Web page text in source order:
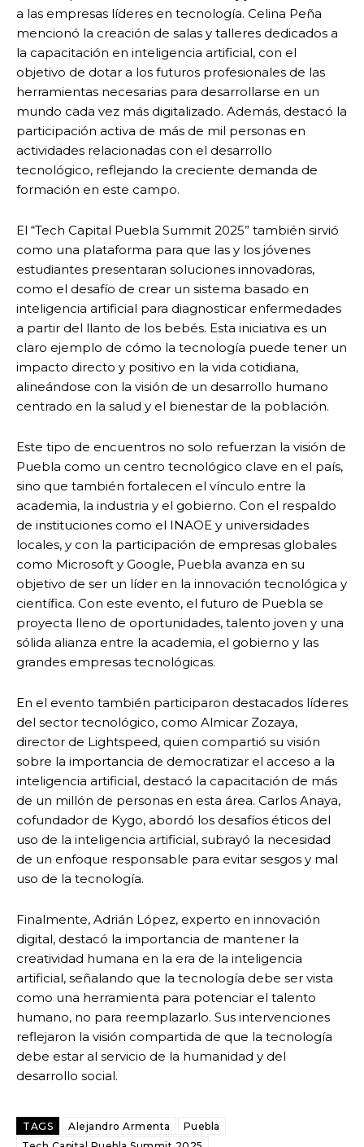
a las empresas líderes en tecnología. Celina Peña
mencionó la creación de salas y talleres dedicados a
la capacitación en inteligencia artificial, con el
objetivo de dotar a los futuros profesionales de las
herramientas necesarias para desarrollarse en un
mundo cada vez más digitalizado. Además, destacó la
participación activa de más de mil personas en
actividades relacionadas con el desarrollo
tecnológico, reflejando la creciente demanda de
formación en este campo.
El “Tech Capital Puebla Summit 2025” también sirvió
como una plataforma para que las y los jóvenes
estudiantes presentaran soluciones innovadoras,
como el desafío de crear un sistema basado en
inteligencia artificial para diagnosticar enfermedades
a partir del llanto de los bebés. Esta iniciativa es un
claro ejemplo de cómo la tecnología puede tener un
impacto directo y positivo en la vida cotidiana,
alineándose con la visión de un desarrollo humano
centrado en la salud y el bienestar de la población.
Este tipo de encuentros no solo refuerzan la visión de
Puebla como un centro tecnológico clave en el país,
sino que también fortalecen el vínculo entre la
academia, la industria y el gobierno. Con el respaldo
de instituciones como el INAOE y universidades
locales, y con la participación de empresas globales
como Microsoft y Google, Puebla avanza en su
objetivo de ser un líder en la innovación tecnológica y
científica. Con este evento, el futuro de Puebla se
proyecta lleno de oportunidades, talento joven y una
sólida alianza entre la academia, el gobierno y las
grandes empresas tecnológicas.
En el evento también participaron destacados líderes
del sector tecnológico, como Almicar Zozaya,
director de Lightspeed, quien compartió su visión
sobre la importancia de democratizar el acceso a la
inteligencia artificial, destacó la capacitación de más
de un millón de personas en esta área. Carlos Anaya,
cofundador de Kygo, abordó los desafíos éticos del
uso de la inteligencia artificial, subrayó la necesidad
de un enfoque responsable para evitar sesgos y mal
uso de la tecnología.
Finalmente, Adrián López, experto en innovación
digital, destacó la importancia de mantener la
creatividad humana en la era de la inteligencia
artificial, señalando que la tecnología debe ser vista
como una herramienta para potenciar el talento
humano, no para reemplazarlo. Sus intervenciones
reflejaron la visión compartida de que la tecnología
debe estar al servicio de la humanidad y del
desarrollo social.
TAGS Alejandro Armenta
Puebla